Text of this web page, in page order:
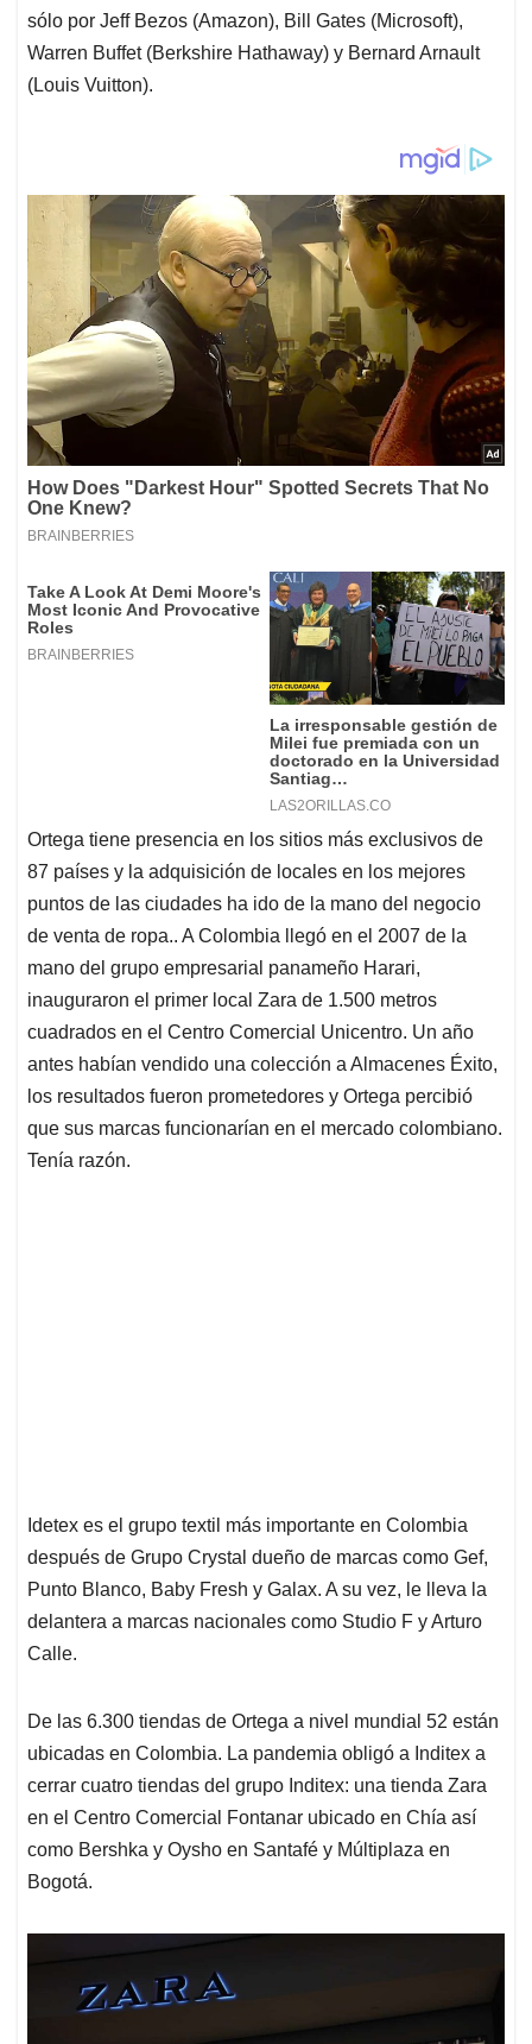
sólo por Jeff Bezos (Amazon), Bill Gates (Microsoft),
Warren Buffet (Berkshire Hathaway) y Bernard Arnault
(Louis Vuitton).
Ortega tiene presencia en los sitios más exclusivos de
87 países y la adquisición de locales en los mejores
puntos de las ciudades ha ido de la mano del negocio
de venta de ropa.. A Colombia llegó en el 2007 de la
mano del grupo empresarial panameño Harari,
inauguraron el primer local Zara de 1.500 metros
cuadrados en el Centro Comercial Unicentro. Un año
antes habían vendido una colección a Almacenes Éxito,
los resultados fueron prometedores y Ortega percibió
que sus marcas funcionarían en el mercado colombiano.
Tenía razón.
Idetex es el grupo textil más importante en Colombia
después de Grupo Crystal dueño de marcas como Gef,
Punto Blanco, Baby Fresh y Galax. A su vez, le lleva la
delantera a marcas nacionales como Studio F y Arturo
Calle.
De las 6.300 tiendas de Ortega a nivel mundial 52 están
ubicadas en Colombia. La pandemia obligó a Inditex a
cerrar cuatro tiendas del grupo Inditex: una tienda Zara
en el Centro Comercial Fontanar ubicado en Chía así
como Bershka y Oysho en Santafé y Múltiplaza en
Bogotá.